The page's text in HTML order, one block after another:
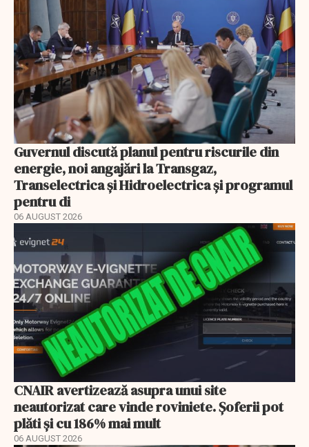
Guvernul discută planul pentru riscurile din
energie, noi angajări la Transgaz,
Transelectrica și Hidroelectrica și programul
pentru di
06 AUGUST 2026
CNAIR avertizează asupra unui site
neautorizat care vinde roviniete. Șoferii pot
plăti și cu 186% mai mult
06 AUGUST 2026